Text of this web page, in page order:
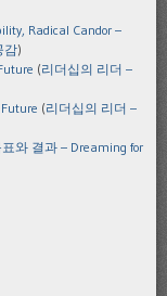
Radical Candor –
감)
(리더십의 리더 –
(리더십의 리더 –
와 결과 – Dreaming for